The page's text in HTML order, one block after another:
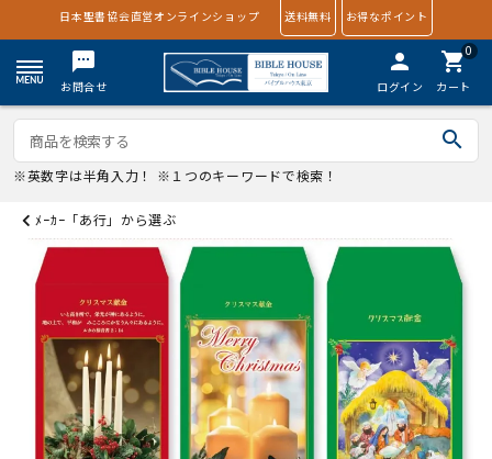
日本聖書協会直営オンラインショップ 送料無料 お得なポイント
textsms
お問合せ
person
ログイン
0
shopping_cart
カート
search
※英数字は半角入力！ ※１つのキーワードで検索！
ﾒｰｶｰ「あ行」から選ぶ